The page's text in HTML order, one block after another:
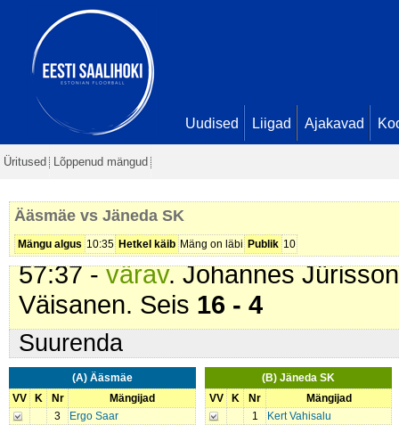
Uudised Liigad Ajakavad
Üritused Lõppenud mängud
Ääsmäe vs Jäneda SK
Mängu algus 10:35 Hetkel käib Mäng on läbi Publik 10
41:35 -
värav
Seis13 - 3
43:28 -värav
Seis14 - 3
44:23 -värav. Erlend Utrop (
53:50 -värav. Siim Edvard
Seis16 - 3
57:37 -värav. Johannes
Väisanen. Seis 16 - 4
Suurenda
(A) Ääsmäe
VV
K Nr
Mängijad
3
Ergo Saar
(B) Jäneda SK
VV
K Nr
Mängijad
1
Kert Vahisalu